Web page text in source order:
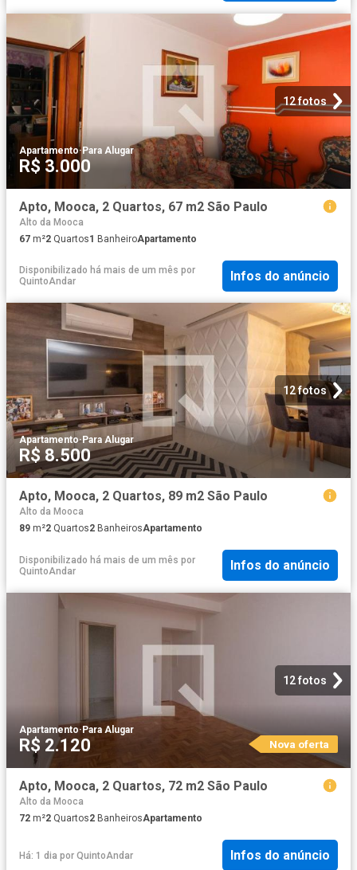
12 fotos
Apartamento·Para Alugar
R$ 3.000
Apto, Mooca, 2 Quartos, 67 m2 São Paulo
Alto da Mooca
67 m²2 Quartos1 BanheiroApartamento
Disponibilizado há mais de um mês por
QuintoAndar
Infos do anúncio
12 fotos
Apartamento·Para Alugar
R$ 8.500
Apto, Mooca, 2 Quartos, 89 m2 São Paulo
Alto da Mooca
89 m²2 Quartos2 BanheirosApartamento
Disponibilizado há mais de um mês por
QuintoAndar
Infos do anúncio
12 fotos
Apartamento·Para Alugar
R$ 2.120 Nova oferta
Apto, Mooca, 2 Quartos, 72 m2 São Paulo
Alto da Mooca
72 m²2 Quartos2 BanheirosApartamento
Há: 1 dia por QuintoAndar Infos do anúncio